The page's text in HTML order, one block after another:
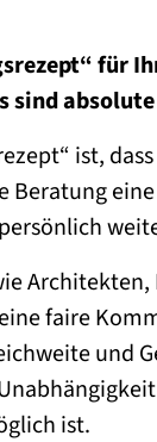
für
sind
ist,
Beratung
faire
und
ist.